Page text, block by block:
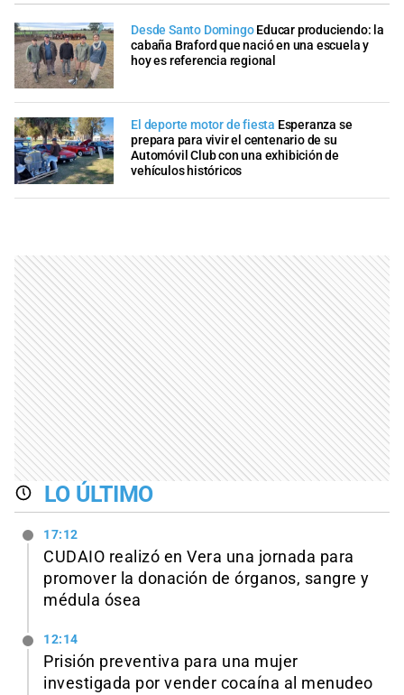
Desde Santo Domingo Educar produciendo: la
cabaña Braford que nació en una escuela y
hoy es referencia regional
El deporte motor de fiesta Esperanza se
prepara para vivir el centenario de su
Automóvil Club con una exhibición de
vehículos históricos
LO ÚLTIMO
17:12
CUDAIO realizó en Vera una jornada para
promover la donación de órganos, sangre y
médula ósea
12:14
Prisión preventiva para una mujer
investigada por vender cocaína al menudeo